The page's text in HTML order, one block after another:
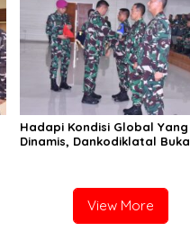
Hadapi Kondisi Global Yang
Dinamis, Dankodiklatal Buka
View More